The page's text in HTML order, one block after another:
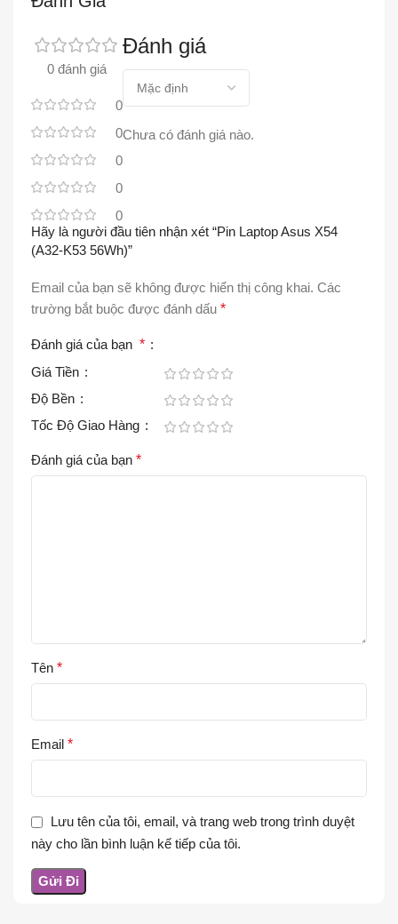
0 đánh giá
0
0
0
0
0
Đánh giá
Chưa có đánh giá nào.
Hãy là người đầu tiên nhận xét “Pin Laptop Asus X54
(A32-K53 56Wh)”
Email của bạn sẽ không được hiển thị công khai. Các
trường bắt buộc được đánh dấu *
Đánh giá của bạn *
Giá Tiền
Độ Bền
Tốc Độ Giao Hàng
Đánh giá của bạn *
Tên *
Email *
Lưu tên của tôi, email, và trang web trong trình duyệt
này cho lần bình luận kế tiếp của tôi.